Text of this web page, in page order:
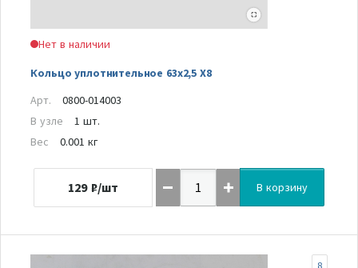
Нет в наличии
Кольцо уплотнительное 63х2,5 Х8
Арт.
0800-014003
В узле
1 шт.
Вес
0.001 кг
129 ₽/шт В корзину
8